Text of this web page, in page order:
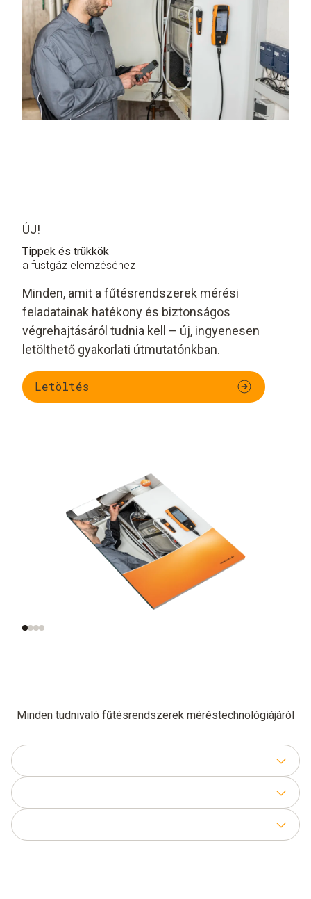
ÚJ!
Tippek és trükkök
a füstgáz elemzéséhez
Minden, amit a fűtésrendszerek mérési
feladatainak hatékony és biztonságos
végrehajtásáról tudnia kell – új, ingyenesen
letölthető gyakorlati útmutatónkban.
Letöltés
Gáztüzelésű
rendszerek
További mérések
Minden tudnivaló fűtésrendszerek méréstechnológiájáról